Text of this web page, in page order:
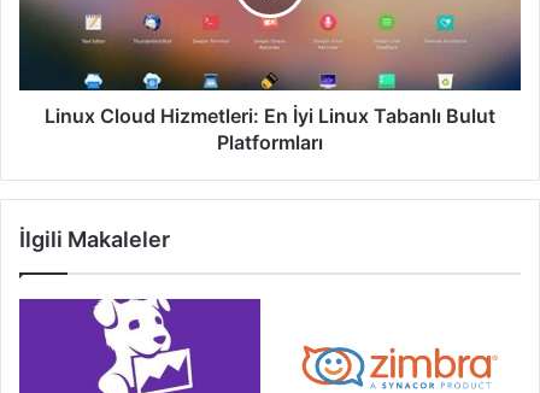
Linux
Platformları
Linux Cloud Hizmetleri: En İyi Linux Tabanlı Bulut
Platformları
İlgili Makaleler